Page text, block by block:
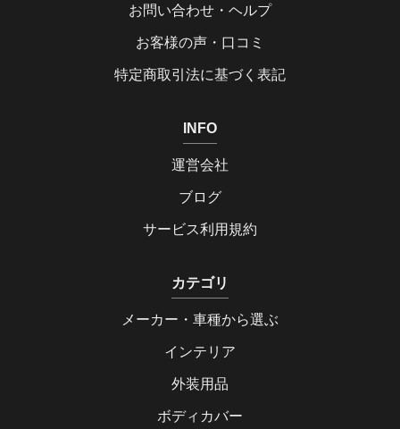
お問い合わせ・ヘルプ
お客様の声・口コミ
特定商取引法に基づく表記
INFO
運営会社
ブログ
サービス利用規約
カテゴリ
メーカー・車種から選ぶ
インテリア
外装用品
ボディカバー